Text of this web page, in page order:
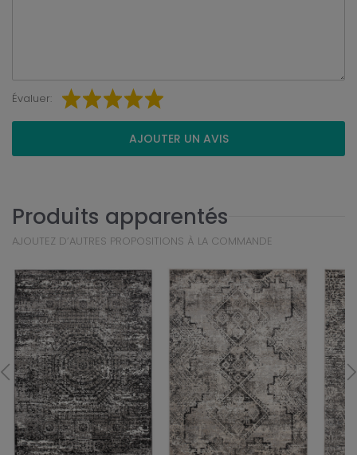
Évaluer:
AJOUTER UN AVIS
Produits apparentés
AJOUTEZ D’AUTRES PROPOSITIONS À LA COMMANDE